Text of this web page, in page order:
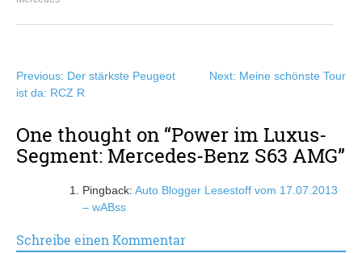
Beitragsnavigation
Previous: Der stärkste Peugeot
ist da: RCZ R
Next: Meine schönste Tour
One thought on “Power im Luxus-
Segment: Mercedes-Benz S63 AMG”
Pingback: Auto Blogger Lesestoff vom 17.07.2013
– wABss
Schreibe einen Kommentar